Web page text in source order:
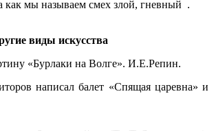
как мы называем смех злой, гневный .
виды искусства
«Бурлаки на Волге». И.Е.Репин.
написал балет «Спящая царевна» и